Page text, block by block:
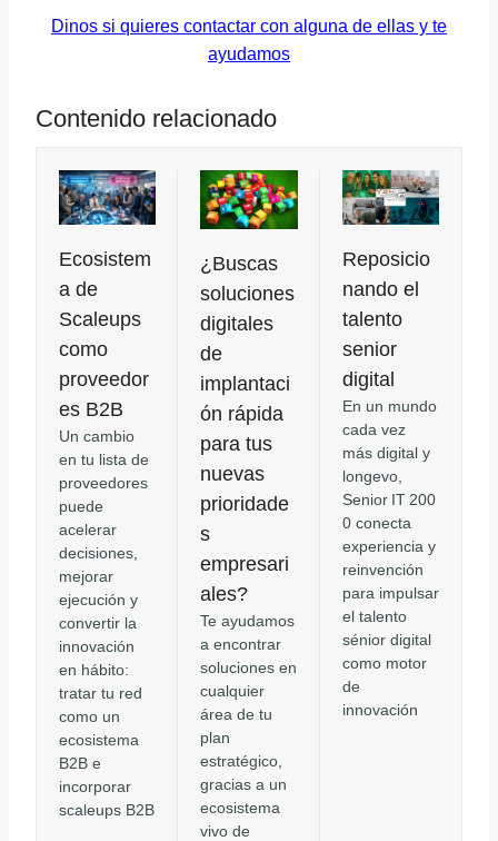
Dinos si quieres contactar con alguna de ellas y te
ayudamos
Contenido relacionado
Ecosistem
a de
Scaleups
como
proveedor
es B2B
Un cambio
en tu lista de
proveedores
puede
acelerar
decisiones,
mejorar
ejecución y
convertir la
innovación
en hábito:
tratar tu red
como un
ecosistema
B2B e
incorporar
scaleups B2B
¿Buscas
soluciones
digitales
de
implantaci
ón rápida
para tus
nuevas
prioridade
s
empresari
ales?
Te ayudamos
a encontrar
soluciones en
cualquier
área de tu
plan
estratégico,
gracias a un
ecosistema
vivo de
Reposicio
nando el
talento
senior
digital
En un mundo
cada vez
más digital y
longevo,
Senior IT 200
0 conecta
experiencia y
reinvención
para impulsar
el talento
sénior digital
como motor
de
innovación